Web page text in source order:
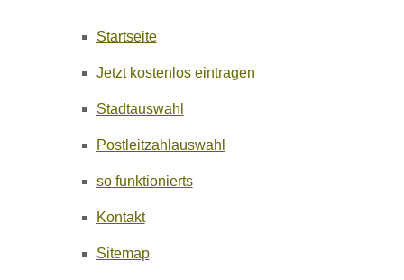
Startseite
Jetzt kostenlos eintragen
Stadtauswahl
Postleitzahlauswahl
so funktionierts
Kontakt
Sitemap